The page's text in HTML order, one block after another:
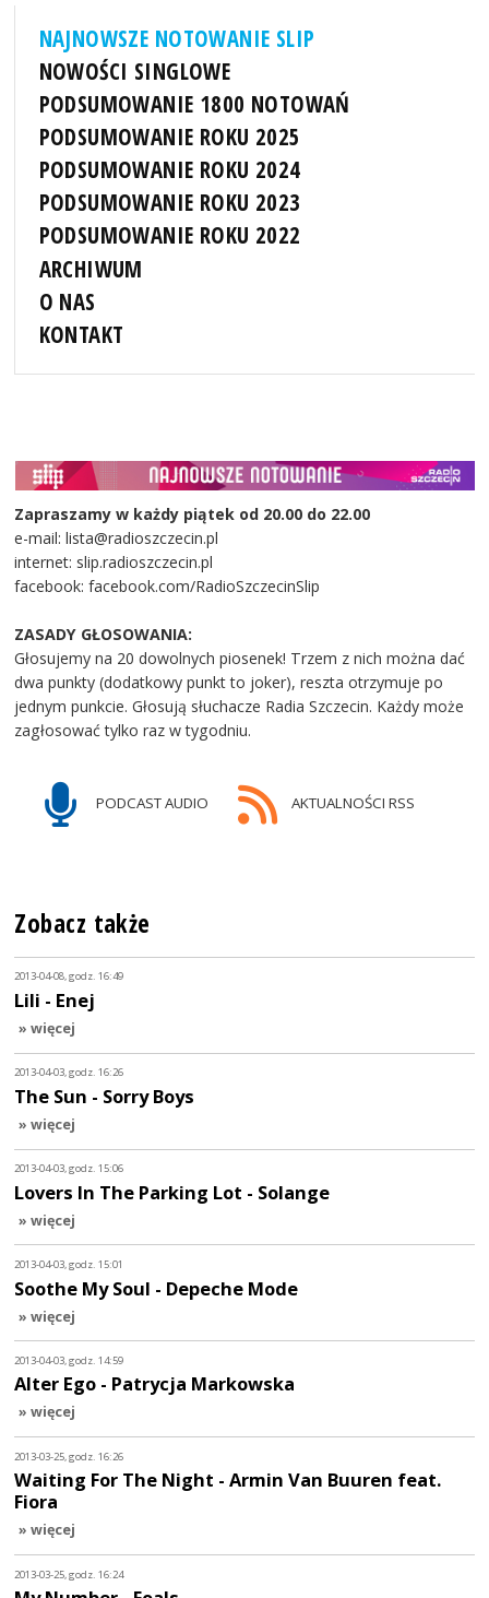
NAJNOWSZE NOTOWANIE SLIP
NOWOŚCI SINGLOWE
PODSUMOWANIE 1800 NOTOWAŃ
PODSUMOWANIE ROKU 2025
PODSUMOWANIE ROKU 2024
PODSUMOWANIE ROKU 2023
PODSUMOWANIE ROKU 2022
ARCHIWUM
O NAS
KONTAKT
Zapraszamy w każdy piątek od 20.00 do 22.00
e-mail: lista@radioszczecin.pl
internet: slip.radioszczecin.pl
facebook: facebook.com/RadioSzczecinSlip
ZASADY GŁOSOWANIA:
Głosujemy na 20 dowolnych piosenek! Trzem z nich można dać
dwa punkty (dodatkowy punkt to joker), reszta otrzymuje po
jednym punkcie. Głosują słuchacze Radia Szczecin. Każdy może
zagłosować tylko raz w tygodniu.
PODCAST AUDIO AKTUALNOŚCI RSS
Zobacz także
2013-04-08, godz. 16:49
Lili - Enej
» więcej
2013-04-03, godz. 16:26
The Sun - Sorry Boys
» więcej
2013-04-03, godz. 15:06
Lovers In The Parking Lot - Solange
» więcej
2013-04-03, godz. 15:01
Soothe My Soul - Depeche Mode
» więcej
2013-04-03, godz. 14:59
Alter Ego - Patrycja Markowska
» więcej
2013-03-25, godz. 16:26
Waiting For The Night - Armin Van Buuren feat.
Fiora
» więcej
2013-03-25, godz. 16:24